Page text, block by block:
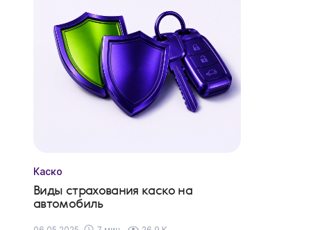
Каско
Виды страхования каско на
автомобиль